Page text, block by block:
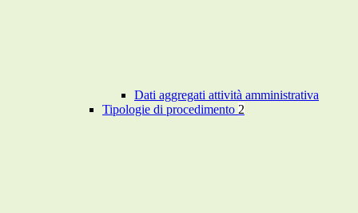
Dati aggregati attività amministrativa
Tipologie di procedimento 2